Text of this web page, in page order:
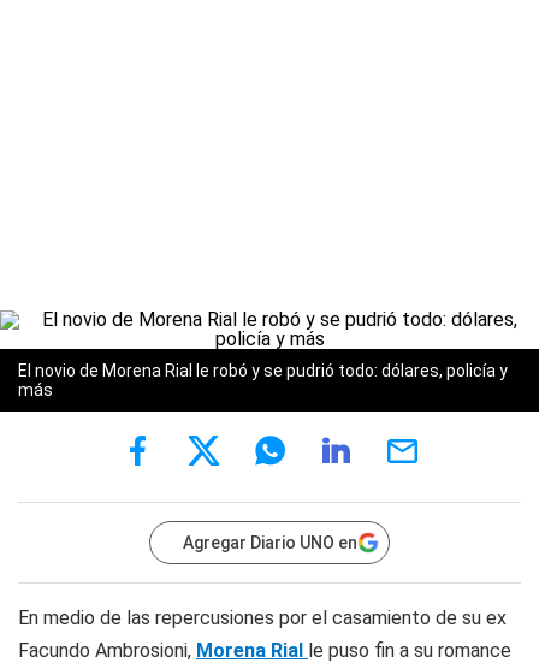
El novio de Morena Rial le robó y se pudrió todo: dólares, policía y
más
Agregar Diario UNO en
En medio de las repercusiones por el casamiento de su ex
Facundo Ambrosioni, Morena Rial le puso fin a su romance